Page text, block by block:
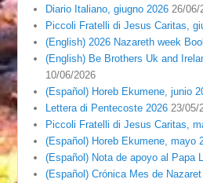
Diario Italiano, giugno 2026 26/06/
Piccoli Fratelli di Jesus Caritas,
(English) 2026 Nazareth week
(English) Be Brothers Uk and
10/06/2026
(Español) Horeb Ekumene, junio
Lettera di Pentecoste 2026 23/05/
Piccoli Fratelli di Jesus Caritas,
(Español) Horeb Ekumene, mayo
(Español) Nota de apoyo al Papa
(Español) Crónica Mes de